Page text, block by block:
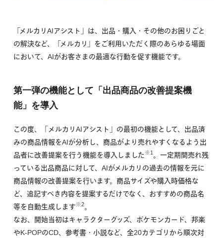
「メルカリAIアシスト」は、出品・購入・その他のお困りごと
の解決など、「メルカリ」をご利用いただく際のあらゆる場面
において、AIがお客さまの最適な行動を促す機能です。
第一弾の機能として「出品商品の改善提案機
能」を導入
この度、「メルカリAIアシスト」の最初の機能として、出品済
みの商品情報をAIが分析し、商品がより売れやすくなるよう出
品者に改善提案を行う機能を導入しました※1 。一定期間売れ残
っている出品商品に対して、AIがメルカリの過去の情報を元に
商品情報の改善提案を行います。商品サイズや購入時価格な
ど、追記すべき内容を提案するだけでなく、おすすめの商品名
等を自動生成します※2。
なお、開始当初はキャラクターグッズ、ポケモンカード、邦楽
やK-POPのCD、参考書・小説など、全20カテゴリから順次対